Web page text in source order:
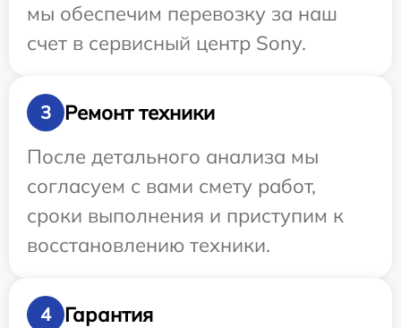
мы обеспечим перевозку за наш
счет в сервисный центр Sony.
3
Ремонт техники
После детального анализа мы
согласуем с вами смету работ,
сроки выполнения и приступим к
восстановлению техники.
4
Гарантия